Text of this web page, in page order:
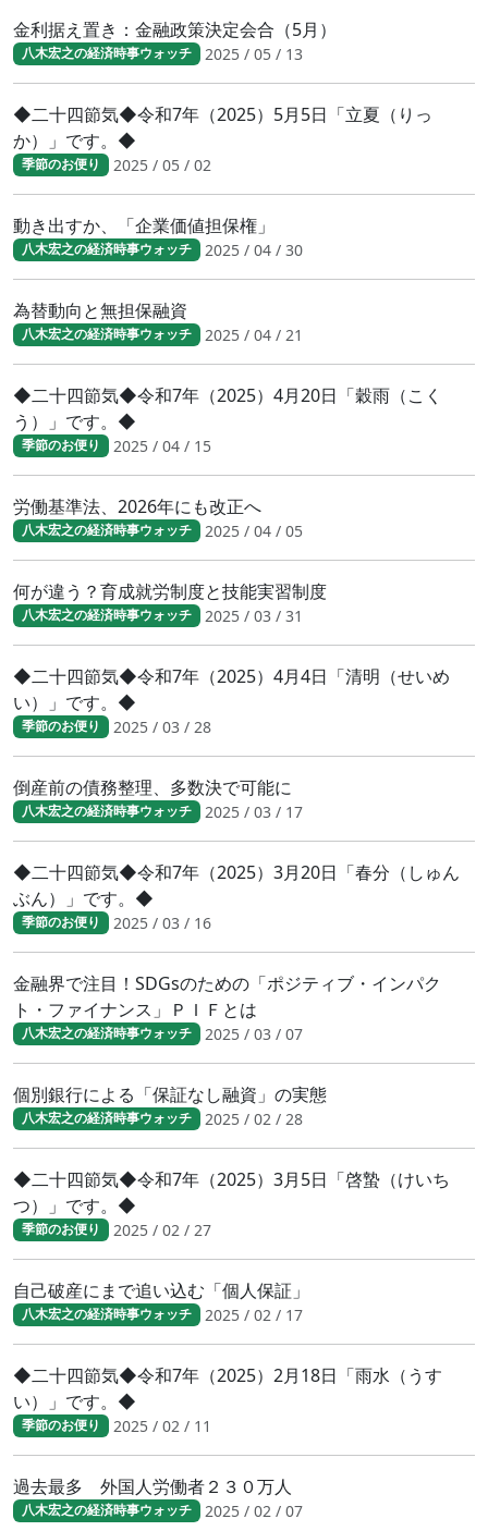
金利据え置き：金融政策決定会合（5月）
八木宏之の経済時事ウォッチ 2025 / 05 / 13
◆二十四節気◆令和7年（2025）5月5日「立夏（りっ
か）」です。◆
季節のお便り 2025 / 05 / 02
動き出すか、「企業価値担保権」
八木宏之の経済時事ウォッチ 2025 / 04 / 30
為替動向と無担保融資
八木宏之の経済時事ウォッチ 2025 / 04 / 21
◆二十四節気◆令和7年（2025）4月20日「穀雨（こく
う）」です。◆
季節のお便り 2025 / 04 / 15
労働基準法、2026年にも改正へ
八木宏之の経済時事ウォッチ 2025 / 04 / 05
何が違う？育成就労制度と技能実習制度
八木宏之の経済時事ウォッチ 2025 / 03 / 31
◆二十四節気◆令和7年（2025）4月4日「清明（せいめ
い）」です。◆
季節のお便り 2025 / 03 / 28
倒産前の債務整理、多数決で可能に
八木宏之の経済時事ウォッチ 2025 / 03 / 17
◆二十四節気◆令和7年（2025）3月20日「春分（しゅん
ぶん）」です。◆
季節のお便り 2025 / 03 / 16
金融界で注目！SDGsのための「ポジティブ・インパク
ト・ファイナンス」ＰＩＦとは
八木宏之の経済時事ウォッチ 2025 / 03 / 07
個別銀行による「保証なし融資」の実態
八木宏之の経済時事ウォッチ 2025 / 02 / 28
◆二十四節気◆令和7年（2025）3月5日「啓蟄（けいち
つ）」です。◆
季節のお便り 2025 / 02 / 27
自己破産にまで追い込む「個人保証」
八木宏之の経済時事ウォッチ 2025 / 02 / 17
◆二十四節気◆令和7年（2025）2月18日「雨水（うす
い）」です。◆
季節のお便り 2025 / 02 / 11
過去最多 外国人労働者２３０万人
八木宏之の経済時事ウォッチ 2025 / 02 / 07